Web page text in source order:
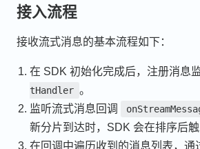
接入流程
接收流式消息的基本流程如下：
在 SDK 初始化完成后，注册消息
tHandler 。
监听流式消息回调
新分片到达时，SDK 会在排序后触
在回调中遍历收到的消息列表，通